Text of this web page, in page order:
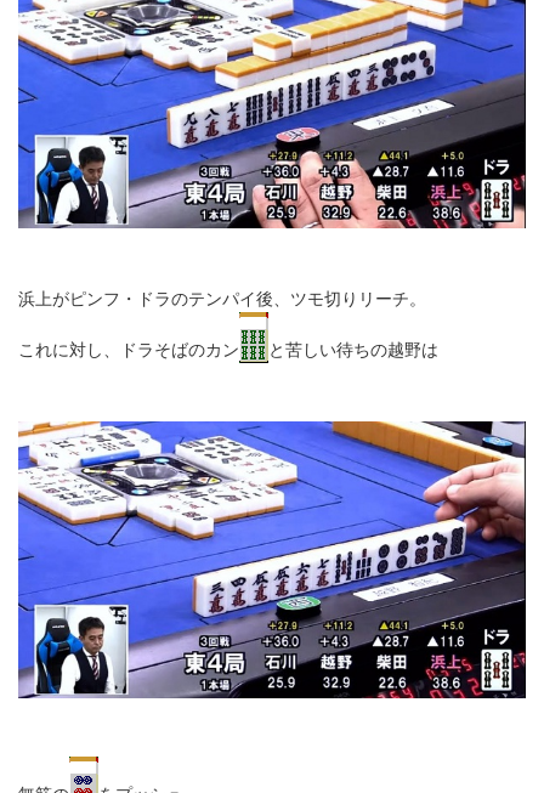
浜上がピンフ・ドラのテンパイ後、ツモ切りリーチ。
これに対し、ドラそばのカン と苦しい待ちの越野は